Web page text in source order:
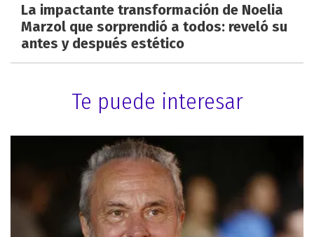
La impactante transformación de Noelia
Marzol que sorprendió a todos: reveló su
antes y después estético
Te puede interesar